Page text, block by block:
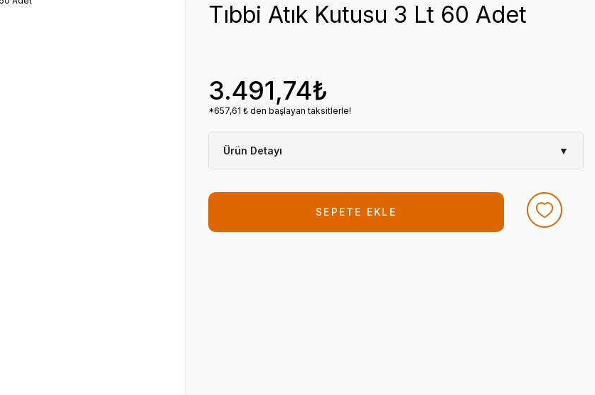
Tıbbi Atık Kutusu 3 Lt 60 Adet
3.491,74₺
*657,61 ₺ den başlayan taksitlerle!
Ürün Detayı ▼
SEPETE EKLE